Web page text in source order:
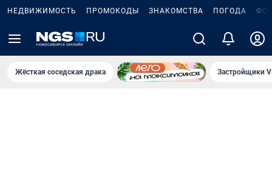
НЕДВИЖИМОСТЬ ПРОМОКОДЫ ЗНАКОМСТВА ПОГОДА
Жёсткая соседская драка Застройщики